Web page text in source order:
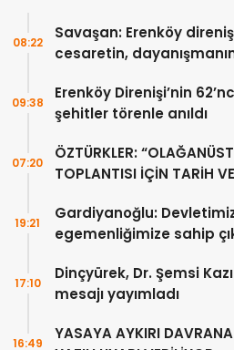
Savaşan: Erenköy
cesaretin,
08:22
Erenköy Direnişi’nin
şehitler törenle anıldı
09:38
ÖZTÜRKLER:
TOPLANTISI İÇİN TARİH
07:20
Gardiyanoğlu:
egemenliğimize sahip
19:21
Dinçyürek, Dr. Şemsi
mesajı yayımladı
17:10
YASAYA AYKIRI
16:49